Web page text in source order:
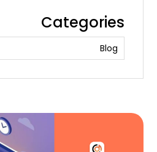
Categories
Blog